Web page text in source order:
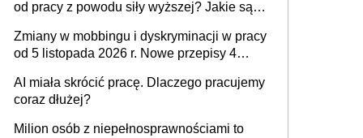
od pracy z powodu siły wyższej? Jakie są
Zmiany w mobbingu i dyskryminacji w pracy
od 5 listopada 2026 r. Nowe przepisy 4
Ustaw
AI miała skrócić pracę. Dlaczego pracujemy
coraz dłużej?
Milion osób z niepełnosprawnościami to